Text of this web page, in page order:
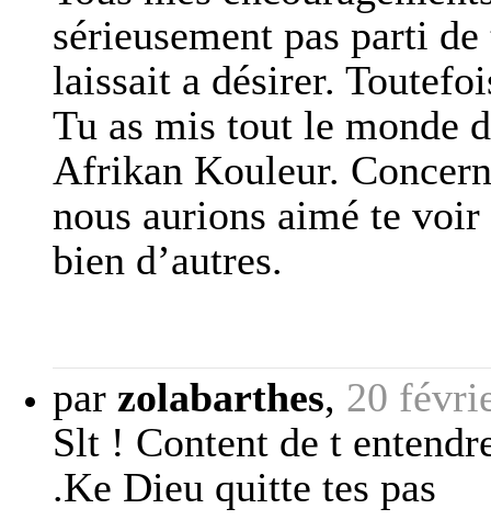
sérieusement pas parti
laissait a désirer.
Tu as mis tout le monde
Afrikan Kouleur.
nous aurions aimé te
bien d’autres.
par zolabarthes, 20
Slt ! Content de t
.Ke Dieu quitte tes pas